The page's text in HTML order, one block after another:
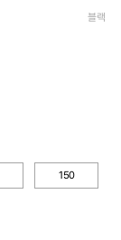
블랙
150